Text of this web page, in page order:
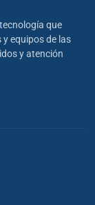
que
equipos de las
y atención